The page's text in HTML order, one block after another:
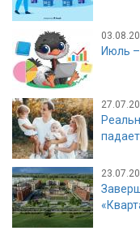
Июль –
падает